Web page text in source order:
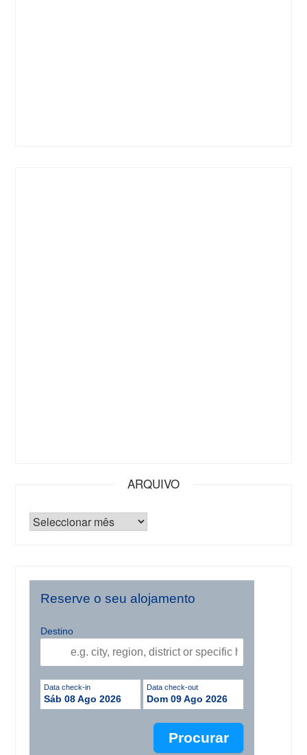
ARQUIVO
Reserve o seu alojamento
Destino
Data check-in
Sáb 08 Ago 2026
Data check-out
Dom 09 Ago 2026